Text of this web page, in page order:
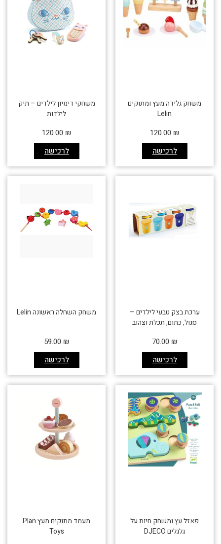
משחק גלידה מעץ ומתוקים
Lelin
לרכישה
120.00 ₪
משחקי דימיון לילדים – תיק
לילדות
לרכישה
120.00 ₪
ערכת בצק טבעי לילדים –
סגול, כתום, תכלת וצהוב
לרכישה
70.00 ₪
משחק השחלה ראשונה Lelin
לרכישה
59.00 ₪
פאזל עץ ומשחק חיות על
גלגלים DJECO
מעמד מתוקים מעץ Plan
Toys